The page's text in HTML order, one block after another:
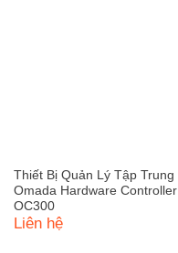
Thiết Bị Quản Lý Tập Trung
Omada Hardware Controller
OC300
Liên hệ